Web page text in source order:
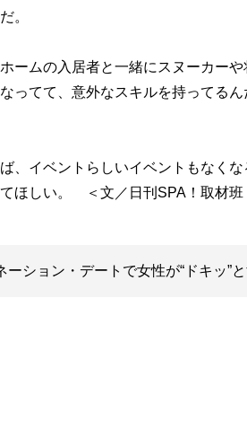
。
ームの入居者と一緒にスヌーカー
ってて、意外なスキルを持ってる
、イベントらしいイベントもなく
ーション・デートで女性が“ドキッ”